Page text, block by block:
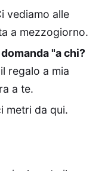
vediamo alle
a mezzogiorno.
"a chi?
regalo a mia
a te.
metri da qui.